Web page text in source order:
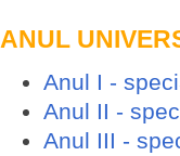
ANUL
Anul I -
Anul II -
Anul III -